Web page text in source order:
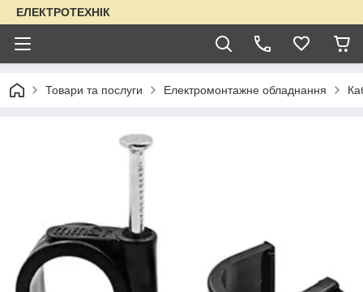
ЕЛЕКТРОТЕХНІК
Товари та послуги Електромонтажне обладнання